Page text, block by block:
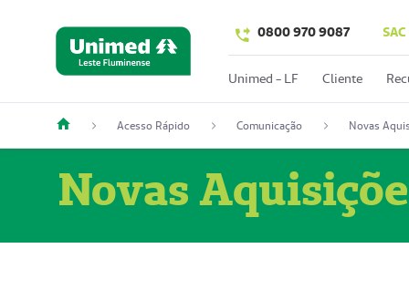
0800 970 9087 SAC
Unimed - LF Cliente
Acesso Rápido Comunicação Novas
Novas